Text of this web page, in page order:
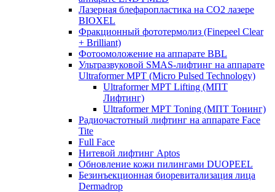
Лазерная блефаропластика на CO2 лазере
BIOXEL
Фракционный фототермолиз (Finepeel Clear
+ Brilliant)
Фотоомоложение на аппарате BBL
Ультразвуковой SMAS-лифтинг на аппарате
Ultraformer MPT (Micro Pulsed Technology)
Ultraformer MPT Lifting (МПТ
Лифтинг)
Ultraformer MPT Toning (МПТ Тонинг)
Радиочастотный лифтинг на аппарате Face
Tite
Full Face
Нитевой лифтинг Aptos
Обновление кожи пилингами DUOPEEL
Безинъекционная биоревитализация лица
Dermadrop